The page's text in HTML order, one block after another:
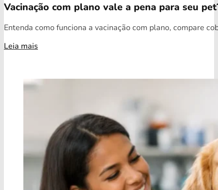
Vacinação com plano vale a pena para seu
Entenda como funciona a vacinação com plano, compare
Leia mais